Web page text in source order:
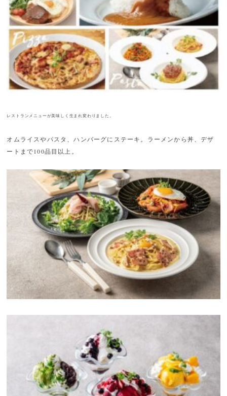
レストランメニューが美味しく生まれ変わりました 。
オムライスやパスタ、ハンバーグにステーキ。ラーメンから丼、デザ
ートまで100品目以上。